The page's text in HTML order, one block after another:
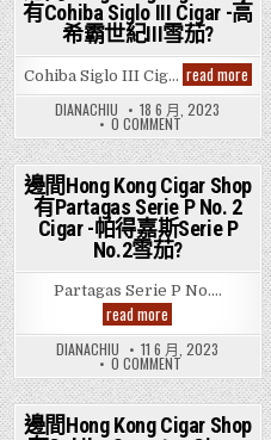
Fleurs
Cigar
-
帕
塔
加
斯
妙
麗
雪
茄?
SHOP
有
PARTAGAS
MILLE
FLEURS
CIGAR
-
帕
加
斯
妙
麗
雪
茄?
Posted
in
有Cohiba Siglo III Cigar -高
希霸世紀III雪茄?
Cohiba Siglo III Cig… read more邊
間
Kong
Cigar
有
Siglo
Cigar
希
III
茄?
DIANACHIU 18 6 月, 2023
0 COMMENTON
邊
間
HONG
KONG
CIGAR
SHOP
有
COHIBA
SIGLO
CIGAR
-
霸
世
III
雪
茄?
Posted
in
邊間Hong Kong Cigar Shop
有Partagas Serie P No. 2
Cigar -帕得嘉斯Serie P
No.2雪茄?
Partagas Serie P No….
read more
間
Hong
Kong
Cigar
Shop
有
Partagas
DIANACHIU 11 6 月, 2023
0 COMMENTON
邊
間
HONG
KONG
CIGAR
邊間Hong Kong Cigar Shop